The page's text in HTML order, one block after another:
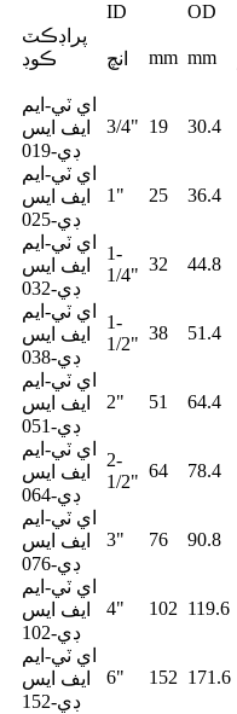
پراڊڪٽ
ڪوڊ
ID OD
انچ mm mm
اي ٽي-ايم
ايف ايس
ڊي-019
3/4" 19 30.4
اي ٽي-ايم
ايف ايس
ڊي-025
1" 25 36.4
اي ٽي-ايم
ايف ايس
ڊي-032
1-
1/4"
32 44.8
اي ٽي-ايم
ايف ايس
ڊي-038
1-
1/2"
38 51.4
اي ٽي-ايم
ايف ايس
ڊي-051
2" 51 64.4
اي ٽي-ايم
ايف ايس
ڊي-064
2-
1/2"
64 78.4
اي ٽي-ايم
ايف ايس
ڊي-076
3" 76 90.8
اي ٽي-ايم
ايف ايس
ڊي-102
4" 102 119.6
اي ٽي-ايم
ايف ايس
ڊي-152
6" 152 171.6